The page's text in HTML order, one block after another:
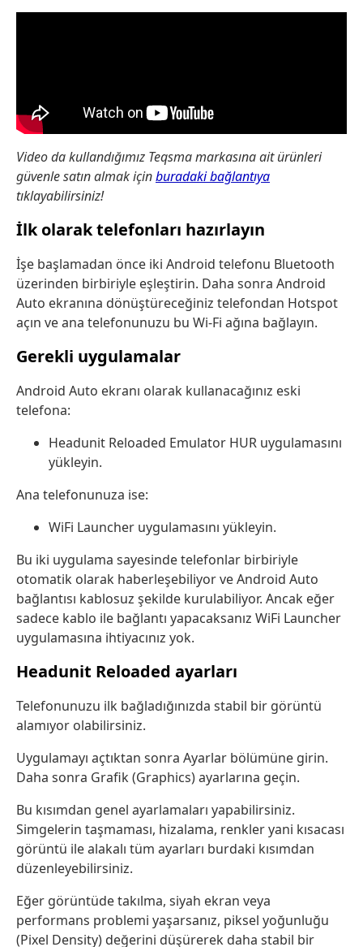
Video da kullandığımız Teqsma markasına ait ürünleri
güvenle satın almak içinburadaki bağlantıya
tıklayabilirsiniz!
İlk olarak telefonları hazırlayın
İşe başlamadan önce iki Android telefonu Bluetooth
üzerinden birbiriyle eşleştirin. Daha sonra Android
Auto ekranına dönüştüreceğiniz telefondan Hotspot
açın ve ana telefonunuzu bu Wi-Fi ağına bağlayın.
Gerekli uygulamalar
Android Auto ekranı olarak kullanacağınız eski
telefona:
Headunit Reloaded Emulator HUR uygulamasını
yükleyin.
Ana telefonunuza ise:
WiFi Launcher uygulamasını yükleyin.
Bu iki uygulama sayesinde telefonlar birbiriyle
otomatik olarak haberleşebiliyor ve Android Auto
bağlantısı kablosuz şekilde kurulabiliyor. Ancak eğer
sadece kablo ile bağlantı yapacaksanız WiFi Launcher
uygulamasına ihtiyacınız yok.
Headunit Reloaded ayarları
Telefonunuzu ilk bağladığınızda stabil bir görüntü
alamıyor olabilirsiniz.
Uygulamayı açtıktan sonra Ayarlar bölümüne girin.
Daha sonra Grafik (Graphics) ayarlarına geçin.
Bu kısımdan genel ayarlamaları yapabilirsiniz.
Simgelerin taşmaması, hizalama, renkler yani kısacası
görüntü ile alakalı tüm ayarları burdaki kısımdan
düzenleyebilirsiniz.
Eğer görüntüde takılma, siyah ekran veya
performans problemi yaşarsanız, piksel yoğunluğu
(Pixel Density) değerini düşürerek daha stabil bir